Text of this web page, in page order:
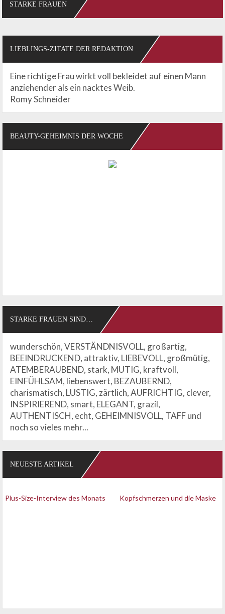
STARKE FRAUEN
LIEBLINGS-ZITATE DER REDAKTION
Eine richtige Frau wirkt voll bekleidet auf einen Mann
anziehender als ein nacktes Weib.
Romy Schneider
BEAUTY-GEHEIMNIS DER WOCHE
STARKE FRAUEN SIND…
wunderschön, VERSTÄNDNISVOLL, großartig,
BEEINDRUCKEND, attraktiv, LIEBEVOLL, großmütig,
ATEMBERAUBEND, stark, MUTIG, kraftvoll,
EINFÜHLSAM, liebenswert, BEZAUBERND,
charismatisch, LUSTIG, zärtlich, AUFRICHTIG, clever,
INSPIRIEREND, smart, ELEGANT, grazil,
AUTHENTISCH, echt, GEHEIMNISVOLL, TAFF und
noch so vieles mehr...
NEUESTE ARTIKEL
Plus-Size-Interview des Monats Kopfschmerzen und die Maske